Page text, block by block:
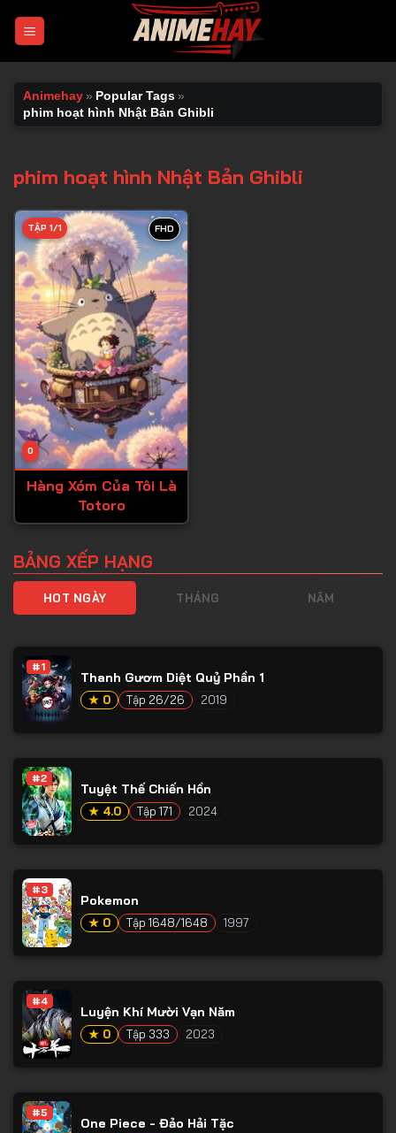
Animehay » Popular Tags »
phim hoạt hình Nhật Bản Ghibli
phim hoạt hình Nhật Bản Ghibli
FHD
0
TẬP 1/1
Hàng Xóm Của Tôi Là
Totoro
BẢNG XẾP HẠNG
HOT NGÀY THÁNG NĂM
#1
Thanh Gươm Diệt Quỷ Phần 1
★ 0 Tập 26/26 2019
#2
Tuyệt Thế Chiến Hồn
★ 4.0 Tập 171 2024
#3
Pokemon
★ 0 Tập 1648/1648 1997
#4
Luyện Khí Mười Vạn Năm
★ 0 Tập 333 2023
#5
One Piece - Đảo Hải Tặc